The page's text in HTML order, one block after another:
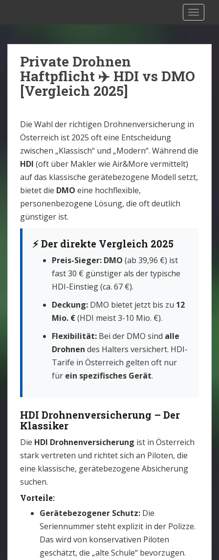
Private Drohnen
Haftpflicht ✈️ HDI vs DMO
[Vergleich 2025]
Die Wahl der richtigen Drohnenversicherung in
Österreich ist 2025 oft eine Entscheidung
zwischen „Klassisch“ und „Modern“. Während die
HDI (oft über Makler wie Air&More vermittelt)
auf das klassische gerätebezogene Modell setzt,
bietet die DMO eine hochflexible,
personenbezogene Lösung, die oft deutlich
günstiger ist.
⚡ Der direkte Vergleich 2025
Preis-Sieger: DMO (ab 39,96 €) ist
fast 30 € günstiger als der typische
HDI-Einstieg (ca. 67 €).
Deckung: DMO bietet jetzt bis zu 12
Mio. €(HDI meist 3-10 Mio. €).
Flexibilität: Bei der DMO sind alle
Drohnen des Halters versichert. HDI-
Tarife in Österreich gelten oft nur
für ein spezifisches Gerät.
HDI Drohnenversicherung – Der
Klassiker
Die HDI Drohnenversicherung ist in Österreich
stark vertreten und richtet sich an Piloten, die
eine klassische, gerätebezogene Absicherung
suchen.
Vorteile:
Gerätebezogener Schutz: Die
Seriennummer steht explizit in der Polizze.
Das wird von konservativen Piloten
geschätzt, die „alte Schule“ bevorzugen.